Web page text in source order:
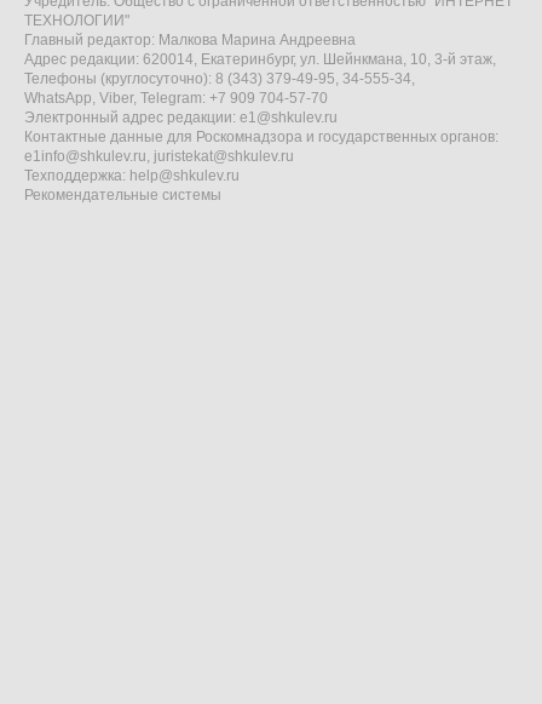
ТЕХНОЛОГИИ"
Главный редактор: Малкова Марина Андреевна
Адрес редакции: 620014, Екатеринбург, ул. Шейнкмана, 10, 3-й этаж,
Телефоны (круглосуточно): 8 (343) 379-49-95, 34-555-34,
WhatsApp, Viber, Telegram: +7 909 704-57-70
Электронный адрес редакции: e1@shkulev.ru
Контактные данные для Роскомнадзора и государственных органов:
e1info@shkulev.ru, juristekat@shkulev.ru
Техподдержка: help@shkulev.ru
Рекомендательные системы